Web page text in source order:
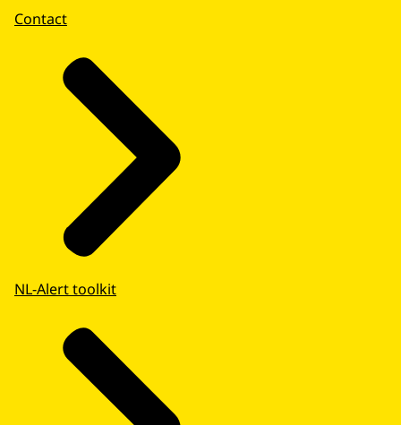
Contact
NL-Alert toolkit